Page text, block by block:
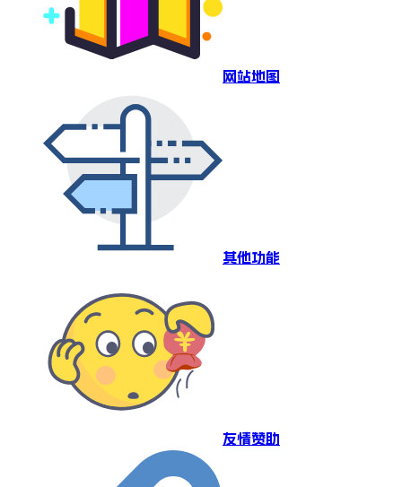
网站地图
其他功能
友情赞助